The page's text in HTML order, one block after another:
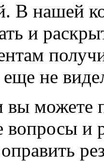
В нашей
и
не
вы можете
вопросы и